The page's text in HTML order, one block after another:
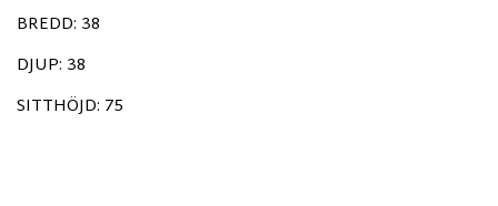
BREDD: 38
DJUP: 38
SITTHÖJD: 75